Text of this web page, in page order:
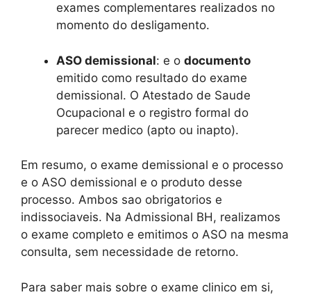
exames complementares realizados no
momento do desligamento.
ASO demissional: e o documento
emitido como resultado do exame
demissional. O Atestado de Saude
Ocupacional e o registro formal do
parecer medico (apto ou inapto).
Em resumo, o exame demissional e o processo
e o ASO demissional e o produto desse
processo. Ambos sao obrigatorios e
indissociaveis. Na Admissional BH, realizamos
o exame completo e emitimos o ASO na mesma
consulta, sem necessidade de retorno.
Para saber mais sobre o exame clinico em si,